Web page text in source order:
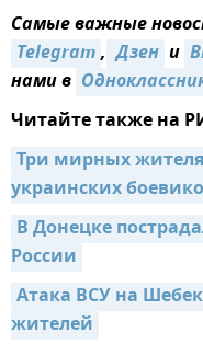
Самые важные
Telegram, Дзен и
нами в
Читайте также на
Три мирных
украинских
В Донецке
России
Атака ВСУ на
жителей